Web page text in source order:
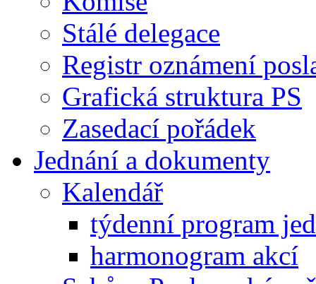
Stálé delegace
Registr oznámení
Grafická struktura PS
Zasedací pořádek
Jednání a dokumenty
Kalendář
týdenní program
harmonogram akcí